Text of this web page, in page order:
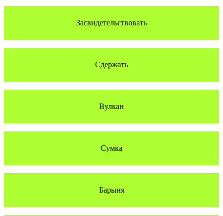
Засвидетельствовать
Сдержать
Вулкан
Сумка
Барыня